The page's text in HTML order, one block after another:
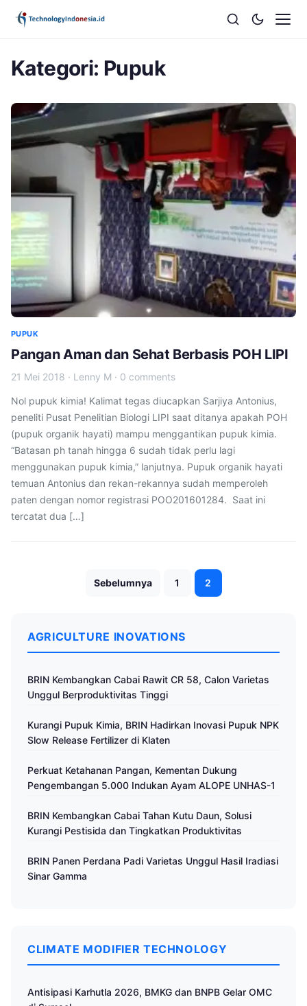
Kategori: Pupuk
PUPUK
Pangan Aman dan Sehat Berbasis POH LIPI
21 Mei 2018 · Lenny M · 0 comments
Nol pupuk kimia! Kalimat tegas diucapkan Sarjiya Antonius,
peneliti Pusat Penelitian Biologi LIPI saat ditanya apakah POH
(pupuk organik hayati) mampu menggantikan pupuk kimia.
“Batasan ph tanah hingga 6 sudah tidak perlu lagi
menggunakan pupuk kimia,” lanjutnya. Pupuk organik hayati
temuan Antonius dan rekan-rekannya sudah memperoleh
paten dengan nomor registrasi POO201601284. Saat ini
tercatat dua […]
Paginasi
Sebelumnya 1 2
AGRICULTURE INOVATIONS
BRIN Kembangkan Cabai Rawit CR 58, Calon Varietas
Unggul Berproduktivitas Tinggi
Kurangi Pupuk Kimia, BRIN Hadirkan Inovasi Pupuk NPK
Slow Release Fertilizer di Klaten
Perkuat Ketahanan Pangan, Kementan Dukung
Pengembangan 5.000 Indukan Ayam ALOPE UNHAS-1
BRIN Kembangkan Cabai Tahan Kutu Daun, Solusi
Kurangi Pestisida dan Tingkatkan Produktivitas
BRIN Panen Perdana Padi Varietas Unggul Hasil Iradiasi
Sinar Gamma
CLIMATE MODIFIER TECHNOLOGY
Antisipasi Karhutla 2026, BMKG dan BNPB Gelar OMC